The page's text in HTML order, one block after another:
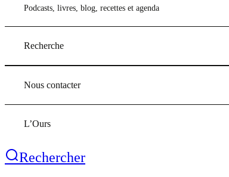
Podcasts, livres, blog, recettes et agenda
Recherche
Nous contacter
L’Ours
Rechercher